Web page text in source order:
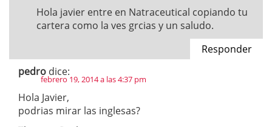
Hola javier entre en Natraceutical copiando tu
cartera como la ves grcias y un saludo.
Responder
pedro dice:
febrero 19, 2014 a las 4:37 pm
Hola Javier,
podrias mirar las inglesas?